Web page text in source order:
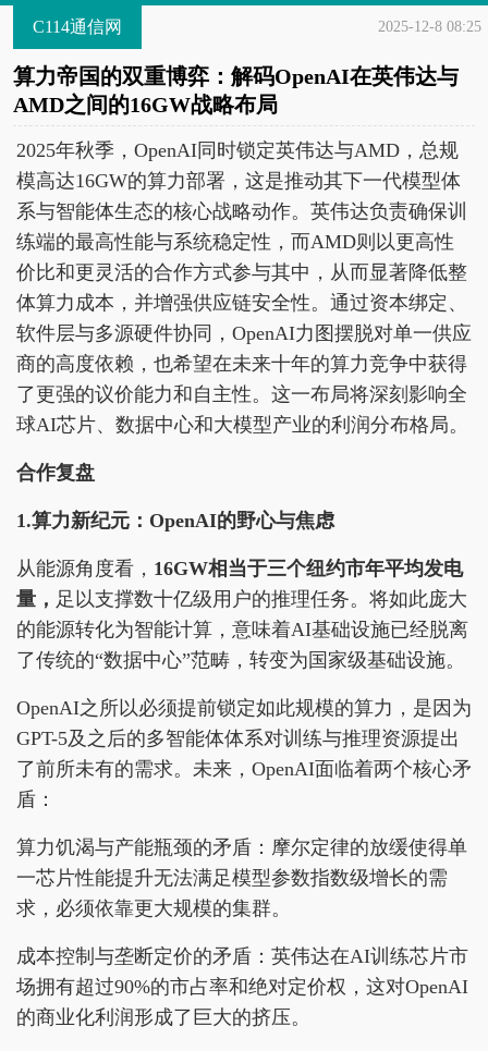
C114通信网 2025-12-8 08:25
算力帝国的双重博弈：解码OpenAI在英伟达与
AMD之间的16GW战略布局
2025年秋季，OpenAI同时锁定英伟达与AMD，总规
模高达16GW的算力部署，这是推动其下一代模型体
系与智能体生态的核心战略动作。英伟达负责确保训
练端的最高性能与系统稳定性，而AMD则以更高性
价比和更灵活的合作方式参与其中，从而显著降低整
体算力成本，并增强供应链安全性。通过资本绑定、
软件层与多源硬件协同，OpenAI力图摆脱对单一供应
商的高度依赖，也希望在未来十年的算力竞争中获得
了更强的议价能力和自主性。这一布局将深刻影响全
球AI芯片、数据中心和大模型产业的利润分布格局。
合作复盘
1.算力新纪元：OpenAI的野心与焦虑
从能源角度看， 16GW相当于三个纽约市年平均发电
量， 足以支撑数十亿级用户的推理任务。将如此庞大
的能源转化为智能计算，意味着AI基础设施已经脱离
了传统的“数据中心”范畴，转变为国家级基础设施。
OpenAI之所以必须提前锁定如此规模的算力，是因为
GPT-5及之后的多智能体体系对训练与推理资源提出
了前所未有的需求。未来，OpenAI面临着两个核心矛
盾：
算力饥渴与产能瓶颈的矛盾：摩尔定律的放缓使得单
一芯片性能提升无法满足模型参数指数级增长的需
求，必须依靠更大规模的集群。
成本控制与垄断定价的矛盾：英伟达在AI训练芯片市
场拥有超过90%的市占率和绝对定价权，这对OpenAI
的商业化利润形成了巨大的挤压。